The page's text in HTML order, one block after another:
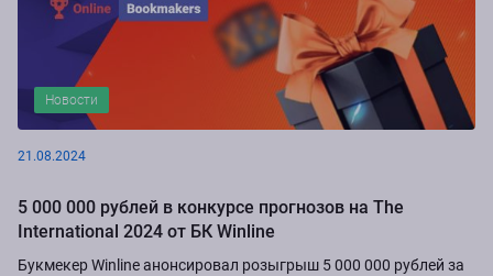
Новости
21.08.2024
5 000 000 рублей в конкурсе прогнозов на The
International 2024 от БК Winline
Букмекер Winline анонсировал розыгрыш 5 000 000 рублей за